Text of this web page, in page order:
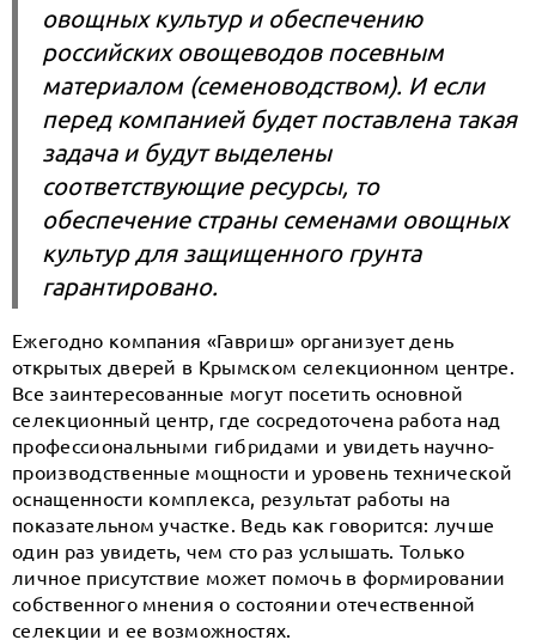
овощных культур и обеспечению
российских овощеводов посевным
материалом (семеноводством). И если
перед компанией будет поставлена такая
задача и будут выделены
соответствующие ресурсы, то
обеспечение страны семенами овощных
культур для защищенного грунта
гарантировано.
Ежегодно компания «Гавриш» организует день
открытых дверей в Крымском селекционном центре.
Все заинтересованные могут посетить основной
селекционный центр, где сосредоточена работа над
профессиональными гибридами и увидеть научно-
производственные мощности и уровень технической
оснащенности комплекса, результат работы на
показательном участке. Ведь как говорится: лучше
один раз увидеть, чем сто раз услышать. Только
личное присутствие может помочь в формировании
собственного мнения о состоянии отечественной
селекции и ее возможностях.